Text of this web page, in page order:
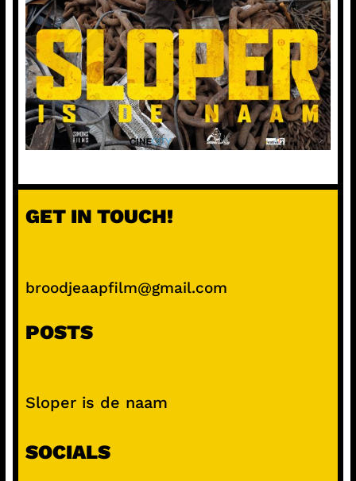
GET IN TOUCH!
broodjeaapfilm@gmail.com
POSTS
Sloper is de naam
SOCIALS